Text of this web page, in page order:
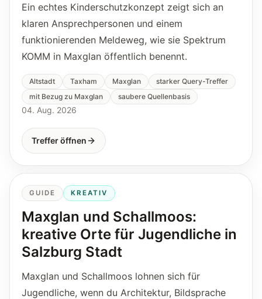
Ein echtes Kinderschutzkonzept zeigt sich an
klaren Ansprechpersonen und einem
funktionierenden Meldeweg, wie sie Spektrum
KOMM in Maxglan öffentlich benennt.
Altstadt Taxham Maxglan
starker Query-Treffer
mit Bezug zu Maxglan
saubere Quellenbasis
04. Aug. 2026
Treffer öffnen
GUIDE KREATIV
Maxglan und Schallmoos:
kreative Orte für Jugendliche in
Salzburg Stadt
Maxglan und Schallmoos lohnen sich für
Jugendliche, wenn du Architektur, Bildsprache